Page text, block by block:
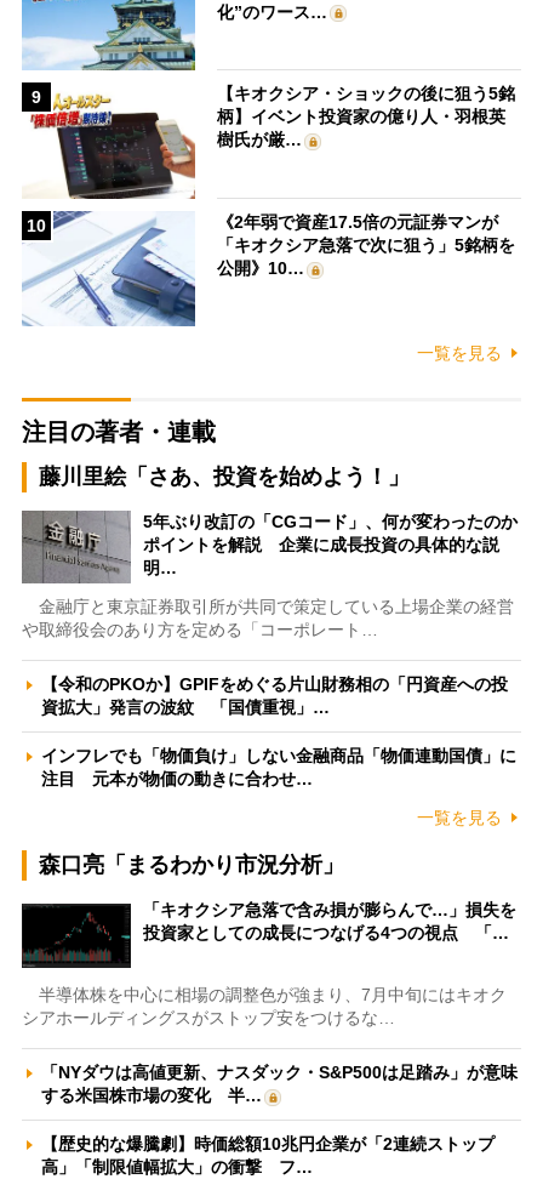
化”のワース…
9
【キオクシア・ショックの後に狙う5銘
柄】イベント投資家の億り人・羽根英
樹氏が厳…
10
《2年弱で資産17.5倍の元証券マンが
「キオクシア急落で次に狙う」5銘柄を
公開》10…
一覧を見る
注目の著者・連載
藤川里絵「さあ、投資を始めよう！」
5年ぶり改訂の「CGコード」、何が変わったのか
ポイントを解説 企業に成長投資の具体的な説
明…
金融庁と東京証券取引所が共同で策定している上場企業の経営
や取締役会のあり方を定める「コーポレート…
【令和のPKOか】GPIFをめぐる片山財務相の「円資産への投
資拡大」発言の波紋 「国債重視」…
インフレでも「物価負け」しない金融商品「物価連動国債」に
注目 元本が物価の動きに合わせ…
一覧を見る
森口亮「まるわかり市況分析」
「キオクシア急落で含み損が膨らんで…」損失を
投資家としての成長につなげる4つの視点 「…
半導体株を中心に相場の調整色が強まり、7月中旬にはキオク
シアホールディングスがストップ安をつけるな…
「NYダウは高値更新、ナスダック・S&P500は足踏み」が意味
する米国株市場の変化 半…
【歴史的な爆騰劇】時価総額10兆円企業が「2連続ストップ
高」「制限値幅拡大」の衝撃 フ…